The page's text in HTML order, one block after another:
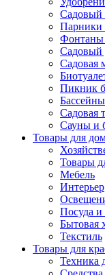
Садовый
Парники
Фонтаны
Садовый
Садовая
Пикник
Садовая
Сауны и
Товары для
Товары
Мебель
Интерьер
Посуда и
Бытовая
Текстиль
Товары для
Техника